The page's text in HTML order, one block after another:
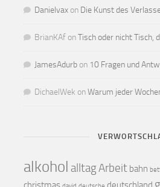
Danielvax on Die Kunst des
BrianKAf onTisch oder nicht Tisch,
JamesAdurb on 10 Fragen und
DichaelWek onWarum jeder
alkohol alltagArbeit bahn